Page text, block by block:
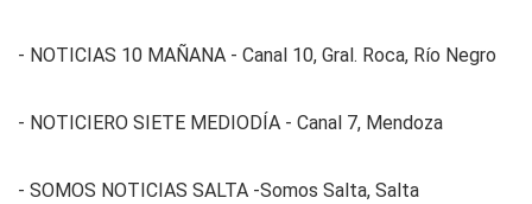
- NOTICIAS 10 MAÑANA - Canal 10, Gral. Roca, Río Negro
- NOTICIERO SIETE MEDIODÍA - Canal 7, Mendoza
- SOMOS NOTICIAS SALTA -Somos Salta, Salta